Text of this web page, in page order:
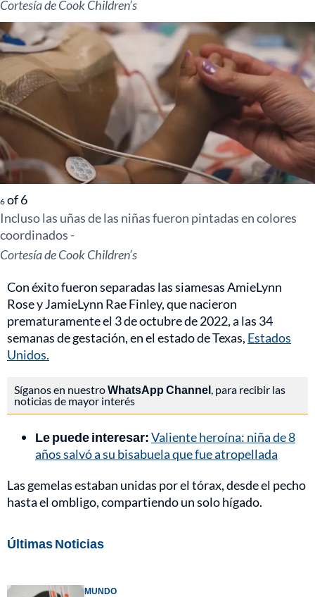
Cortesía de Cook Children’s
6 of6
Incluso las uñas de las niñas fueron pintadas en colores
coordinados -
Cortesía de Cook Children’s
Con éxito fueron separadas las siamesas AmieLynn
Rose y JamieLynn Rae Finley, que nacieron
prematuramente el 3 de octubre de 2022, a las 34
semanas de gestación, en el estado de Texas, Estados
Unidos.
Síganos en nuestroWhatsApp Channel, para recibir las
noticias de mayor interés
Le puede interesar:Valiente heroína: niña de 8
años salvó a su bisabuela que fue atropellada
Las gemelas estaban unidas por el tórax, desde el pecho
hasta el ombligo, compartiendo un solo hígado.
Últimas Noticias
MUNDO